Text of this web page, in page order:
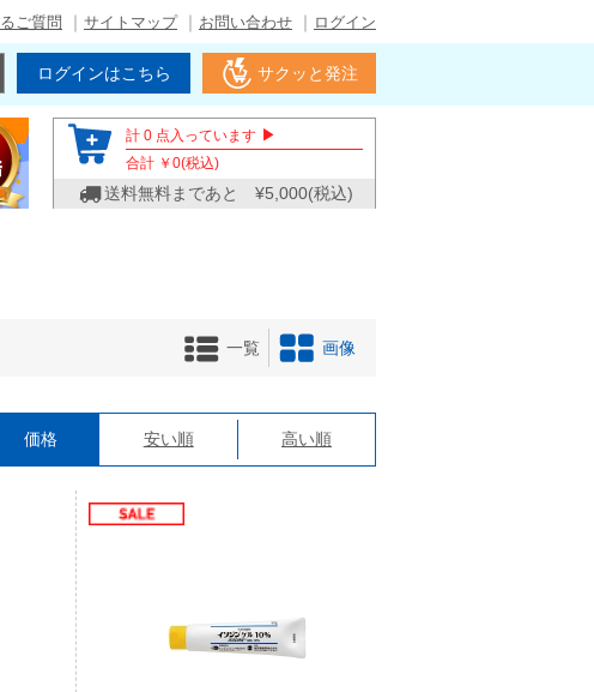
ご質問 サイトマップ お問い合わせ ログイン
ログインはこちら サクッと発注
計 0 点入っています ▶
合計 ￥ 0(税込)
送料無料まであと ¥5,000(税込)
一覧 画像
価格 安い順 高い順